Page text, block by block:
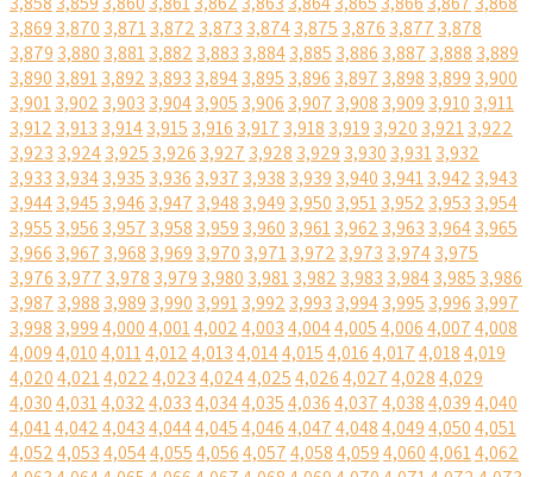
3,869 3,870 3,8713,872 3,873 3,8743,875 3,876 3,877 3,878
3,879 3,880 3,8813,882 3,883 3,8843,885 3,886 3,887 3,888 3,889
3,890 3,8913,892 3,893 3,8943,895 3,896 3,897 3,898 3,899 3,900
3,9013,902 3,903 3,9043,905 3,906 3,907 3,908 3,909 3,910 3,911
3,912 3,913 3,9143,915 3,916 3,917 3,918 3,919 3,920 3,9213,922
3,923 3,9243,925 3,926 3,927 3,928 3,929 3,930 3,9313,932
3,933 3,9343,935 3,936 3,937 3,938 3,939 3,940 3,9413,942 3,943
3,9443,945 3,946 3,947 3,948 3,949 3,950 3,9513,952 3,953 3,954
3,955 3,956 3,957 3,958 3,959 3,960 3,9613,962 3,963 3,9643,965
3,966 3,967 3,968 3,969 3,970 3,9713,972 3,973 3,9743,975
3,976 3,977 3,978 3,979 3,980 3,9813,982 3,983 3,9843,985 3,986
3,987 3,988 3,989 3,990 3,9913,992 3,993 3,9943,995 3,996 3,997
3,998 3,9994,0004,0014,0024,0034,0044,0054,0064,0074,008
4,0094,0104,0114,0124,0134,0144,0154,0164,0174,0184,019
4,0204,0214,0224,0234,0244,0254,0264,0274,0284,029
4,0304,0314,0324,0334,0344,0354,0364,0374,0384,0394,040
4,0414,0424,0434,0444,0454,0464,0474,0484,0494,0504,051
4,0524,0534,0544,0554,0564,0574,0584,0594,0604,0614,062